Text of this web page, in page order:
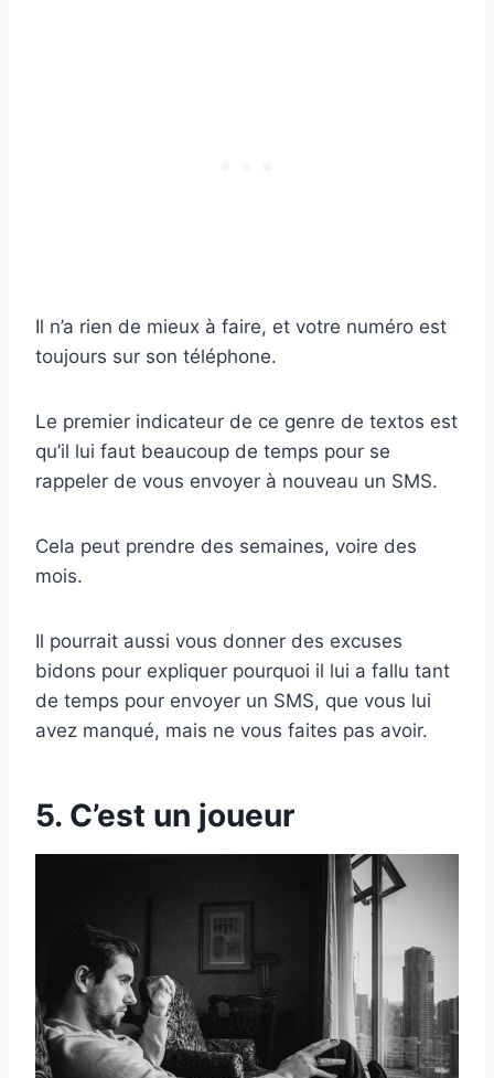
Il n’a rien de mieux à faire, et votre numéro est
toujours sur son téléphone.
Le premier indicateur de ce genre de textos est
qu’il lui faut beaucoup de temps pour se
rappeler de vous envoyer à nouveau un SMS.
Cela peut prendre des semaines, voire des
mois.
Il pourrait aussi vous donner des excuses
bidons pour expliquer pourquoi il lui a fallu tant
de temps pour envoyer un SMS, que vous lui
avez manqué, mais ne vous faites pas avoir.
5. C’est un joueur